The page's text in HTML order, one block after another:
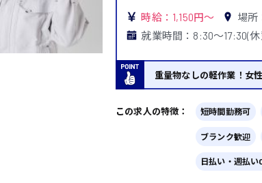
時給：1,150円～
場所
就業時間：8:30〜17:30(
重量物なしの軽作業！女
この求人の特徴： 短時間勤務可
ブランク歓迎
日払い・週払い